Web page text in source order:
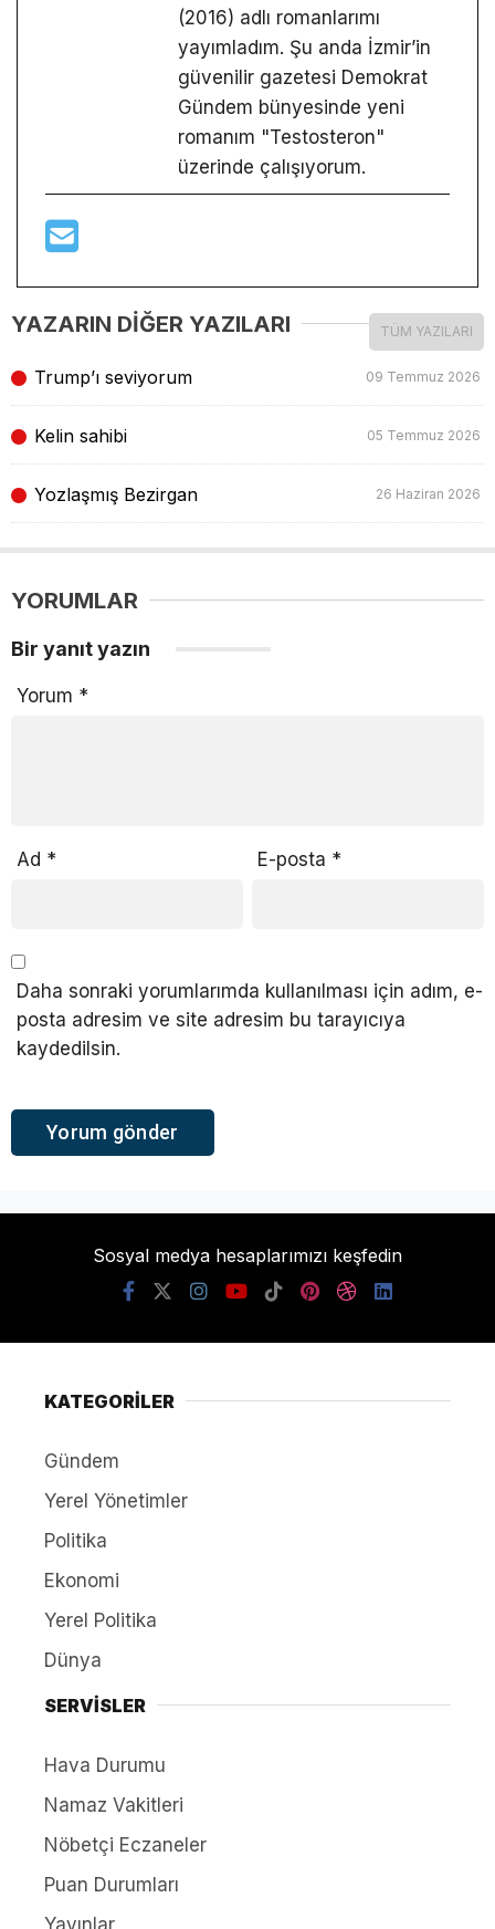
(2016) adlı romanlarımı
yayımladım. Şu anda İzmir’in
güvenilir gazetesi Demokrat
Gündem bünyesinde yeni
romanım "Testosteron"
üzerinde çalışıyorum.
YAZARIN DİĞER YAZILARI TÜM YAZILARI
Trump’ı seviyorum 09 Temmuz 2026
Kelin sahibi 05 Temmuz 2026
Yozlaşmış Bezirgan 26 Haziran 2026
YORUMLAR
Bir yanıt yazın
Yorum *
Ad * E-posta *
Daha sonraki yorumlarımda kullanılması için adım, e-
posta adresim ve site adresim bu tarayıcıya
kaydedilsin.
Sosyal medya hesaplarımızı keşfedin
KATEGORİLER
Gündem
Yerel Yönetimler
Politika
Ekonomi
Yerel Politika
Dünya
SERVİSLER
Hava Durumu
Namaz Vakitleri
Nöbetçi Eczaneler
Puan Durumları
Yayınlar